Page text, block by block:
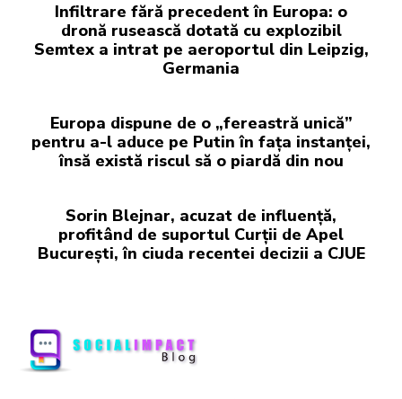
Infiltrare fără precedent în Europa: o
dronă rusească dotată cu explozibil
Semtex a intrat pe aeroportul din Leipzig,
Germania
Europa dispune de o „fereastră unică”
pentru a-l aduce pe Putin în fața instanței,
însă există riscul să o piardă din nou
Sorin Blejnar, acuzat de influență,
profitând de suportul Curții de Apel
București, în ciuda recentei decizii a CJUE